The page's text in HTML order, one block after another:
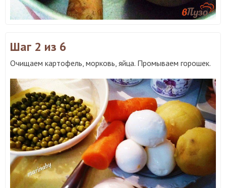
Шаг 2 из 6
Очищаем картофель, морковь, яйца. Промываем горошек.